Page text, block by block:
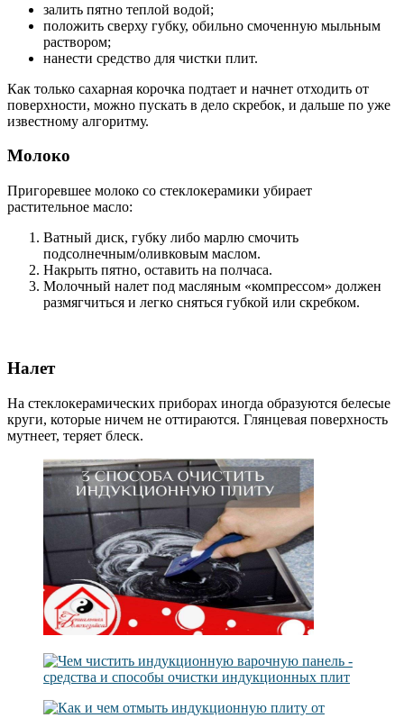
залить пятно теплой водой;
положить сверху губку, обильно смоченную мыльным
раствором;
нанести средство для чистки плит.
Как только сахарная корочка подтает и начнет отходить от
поверхности, можно пускать в дело скребок, и дальше по уже
известному алгоритму.
Молоко
Пригоревшее молоко со стеклокерамики убирает
растительное масло:
Ватный диск, губку либо марлю смочить
подсолнечным/оливковым маслом.
Накрыть пятно, оставить на полчаса.
Молочный налет под масляным «компрессом» должен
размягчиться и легко сняться губкой или скребком.
Налет
На стеклокерамических приборах иногда образуются белесые
круги, которые ничем не оттираются. Глянцевая поверхность
мутнеет, теряет блеск.